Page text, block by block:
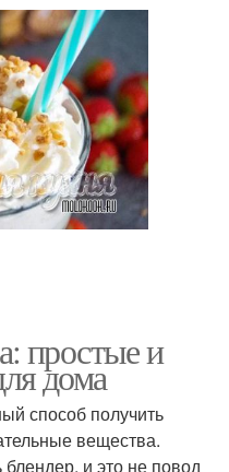
простые и
дома
способ получить
вещества.
и это не повод